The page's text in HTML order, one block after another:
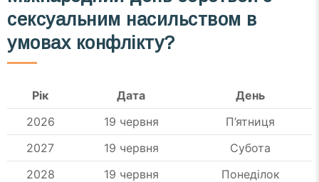
сексуальним насильством в
умовах конфлікту?
Рік Дата
День
2026
19 червня
П’ятниця
2027
19 червня
Субота
2028
19 червня
Понеділок